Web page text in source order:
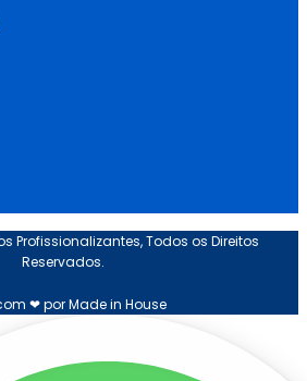
Profissionalizantes, Todos os Direitos
Reservados.
❤ por Made in House